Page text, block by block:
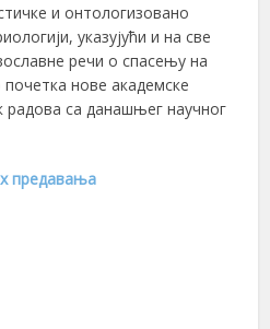
и онтологизовано
указујући и на све
речи о спасењу на
нове академске
радова са данашњег научног
предавања